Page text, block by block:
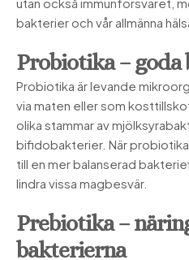
bakterier och vår allmänna
Probiotika –
Probiotika är levande
via maten eller som
olika stammar av
bifidobakterier. När
till en mer balanserad
lindra vissa magbesvär.
Prebiotika –
bakterierna